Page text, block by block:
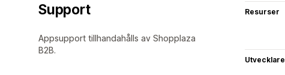
Support
Appsupport tillhandahålls av Shopplaza
B2B.
Resurser
Utvecklare